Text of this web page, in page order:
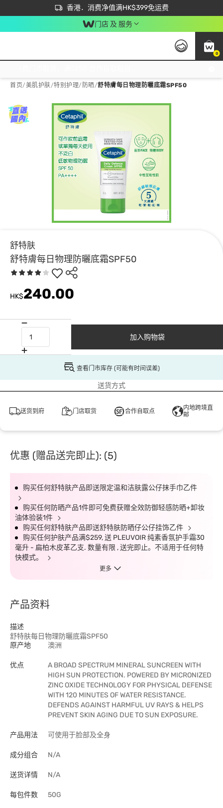
香港．消费净值满HK$399免运费
立即成为易赏钱会员尽享独家优惠
首次APP下单买满$450 输入 NEWAPP 即减$50
门店 及 服务
0
首页/美肌护肤/特别护理/ 防晒/舒特膚每日物理防曬底霜SPF50
舒特肤
舒特膚每日物理防曬底霜SPF50
HK$240.00
加入购物袋
查看门市库存 (可能有时间误差)
送货方式
送货到府 门店取货 合作自取点
内地跨境直
邮
优惠 (赠品送完即止): (5)
购买任何舒特肤产品即送限定温和洁肤露公仔抹手巾乙件
购买任何防晒产品1件即可免费获赠全效防御轻感防晒+卸妆
油体验装1件
购买任何舒特肤产品即送舒特肤防晒仔公仔挂饰乙件
购买任何护肤产品满$259, 送 PLEUVOIR 纯素香氛护手霜30
毫升 - 扁柏木皮革乙支. 数量有限 , 送完即止。不适用于任何特
快模式。
更多
产品资料
描述
舒特肤每日物理防曬底霜SPF50
原产地
澳洲
优点
A BROAD SPECTRUM MINERAL SUNCREEN WITH
HIGH SUN PROTECTION. POWERED BY MICRONIZED
ZINC OXIDE TECHNOLOGY FOR PHYSICAL DEFENSE
WITH 120 MINUTES OF WATER RESISTANCE.
DEFENDS AGAINST HARMFUL UV RAYS & HELPS
PREVENT SKIN AGING DUE TO SUN EXPOSURE.
产品用法 可使用于脸部及全身
成分组合 N/A
送货详情 N/A
每包件数 50G